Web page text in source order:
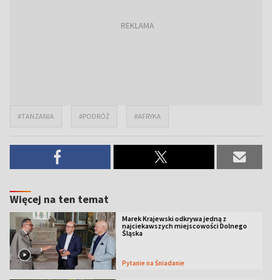
#TANZANIA #PODRÓŻ #AFRYKA
Więcej na ten temat
Marek Krajewski odkrywa jedną z
najciekawszych miejscowości Dolnego
Śląska
Pytanie na Śniadanie